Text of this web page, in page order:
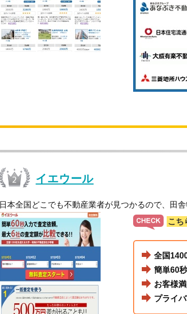
イエウール
日本全国どこでも不動産業者が見つかるので、田
こち
全国
簡単60
お客様
プライ